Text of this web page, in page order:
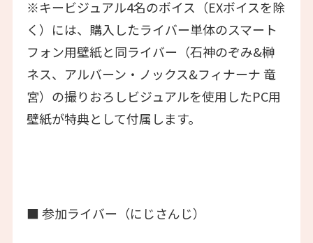
※キービジュアル4名のボイス（EXボイスを除
く）には、購入したライバー単体のスマート
フォン用壁紙と同ライバー（石神のぞみ&榊
ネス、アルバーン・ノックス&フィナーナ 竜
宮）の撮りおろしビジュアルを使用したPC用
壁紙が特典として付属します。
■ 参加ライバー（にじさんじ）